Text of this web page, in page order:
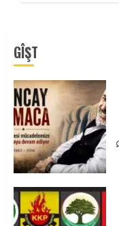
GÎŞT